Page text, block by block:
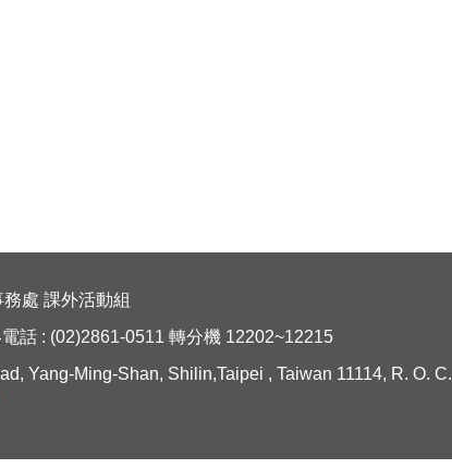
處 課外活動組
話 : (02)2861-0511 轉分機 12202~12215
Yang-Ming-Shan, Shilin,Taipei , Taiwan 11114, R. O. C.